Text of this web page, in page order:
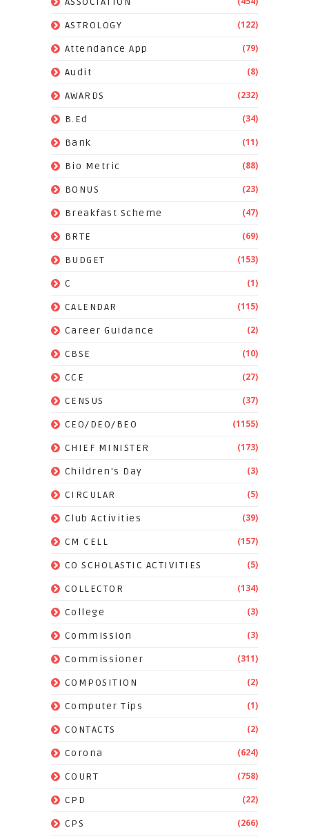
ASTROLOGY (122)
Attendance App (79)
Audit (8)
AWARDS (232)
B.Ed (34)
Bank (11)
Bio Metric (88)
BONUS (23)
Breakfast Scheme (47)
BRTE (69)
BUDGET (153)
C (1)
CALENDAR (115)
Career Guidance (2)
CBSE (10)
CCE (27)
CENSUS (37)
CEO/DEO/BEO (1155)
CHIEF MINISTER (173)
Children's Day (3)
CIRCULAR (5)
Club Activities (39)
CM CELL (157)
CO SCHOLASTIC ACTIVITIES (5)
COLLECTOR (134)
College (3)
Commission (3)
Commissioner (311)
COMPOSITION (2)
Computer Tips (1)
CONTACTS (2)
Corona (624)
COURT (758)
CPD (22)
CPS (266)